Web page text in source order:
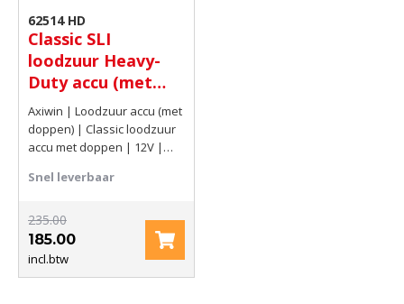
62514 HD
Classic SLI
loodzuur Heavy-
Duty accu (met
insert doppen) 12V
125Ah(C20) 720
AMP
Axiwin | Loodzuur accu (met
doppen) | Classic loodzuur
accu met doppen | 12V |
Snel leverbaar
235.00
185.00
incl.btw